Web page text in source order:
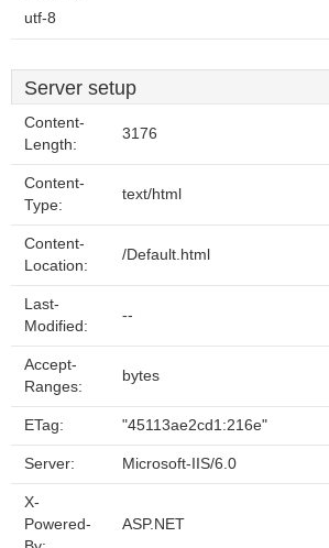
utf-8
Server setup
Content-
Length:
3176
Content-
Type:
text/html
Content-
Location:
/Default.html
Last-
Modified:
--
Accept-
Ranges:
bytes
ETag: "45113ae2cd1:216e"
Server: Microsoft-IIS/6.0
X-
Powered-
ASP.NET